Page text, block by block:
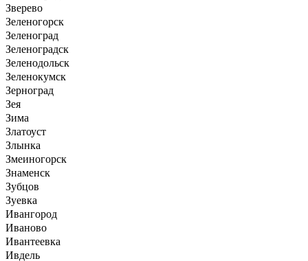
Зверево
Зеленогорск
Зеленоград
Зеленоградск
Зеленодольск
Зеленокумск
Зерноград
Зея
Зима
Златоуст
Злынка
Змеиногорск
Знаменск
Зубцов
Зуевка
Ивангород
Иваново
Ивантеевка
Ивдель